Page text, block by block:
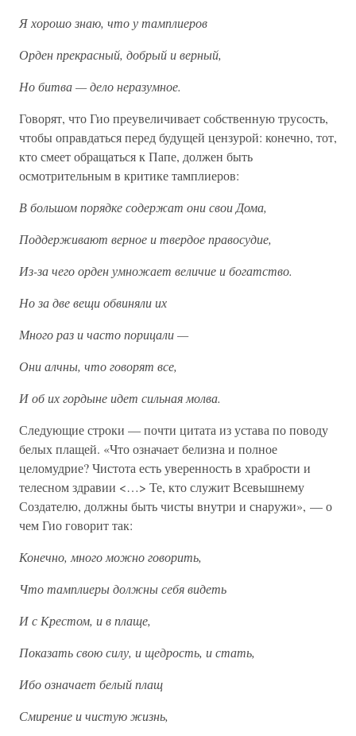
Я хорошо знаю, что у тамплиеров
Орден прекрасный, добрый и верный,
Но битва — дело неразумное.
Говорят, что Гио преувеличивает собственную трусость,
чтобы оправдаться перед будущей цензурой: конечно, тот,
кто смеет обращаться к Папе, должен быть
осмотрительным в критике тамплиеров:
В большом порядке содержат они свои Дома,
Поддерживают верное и твердое правосудие,
Из-за чего орден умножает величие и богатство.
Но за две вещи обвиняли их
Много раз и часто порицали —
Они алчны, что говорят все,
И об их гордыне идет сильная молва.
Следующие строки — почти цитата из устава по поводу
белых плащей. «Что означает белизна и полное
целомудрие? Чистота есть уверенность в храбрости и
телесном здравии <…> Те, кто служит Всевышнему
Создателю, должны быть чисты внутри и снаружи», — о
чем Гио говорит так:
Конечно, много можно говорить,
Что тамплиеры должны себя видеть
И с Крестом, и в плаще,
Показать свою силу, и щедрость, и стать,
Ибо означает белый плащ
Смирение и чистую жизнь,